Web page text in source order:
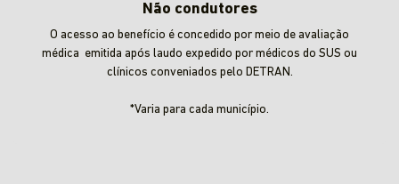
Não condutores
O acesso ao benefício é concedido por meio de avaliação
médica emitida após laudo expedido por médicos do SUS ou
clínicos conveniados pelo DETRAN.
*Varia para cada município.